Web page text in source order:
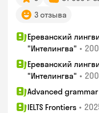
3 отзыва
Ереванский
"Интелингва" •
Ереванский
"Интелингва" •
Advanced grammar
IELTS Frontiers •